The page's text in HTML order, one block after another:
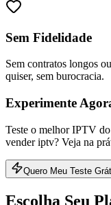
Sem Fidelidade
Sem contratos longos
quiser, sem burocracia.
Experimente
Teste o melhor IPTV
vender iptv? Veja na
Quero Meu Teste
Escolha Seu